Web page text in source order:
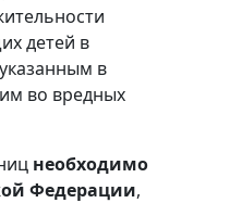
детей в
в
во вредных
необходимо
Федерации,